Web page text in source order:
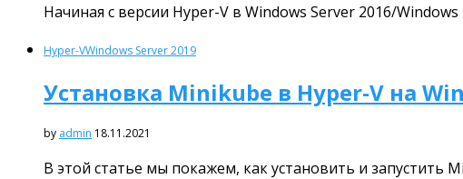
Начиная с версии Hyper-V в Windows Server 2016/
Hyper-VWindows Server 2019
Установка Minikube в Hyper-V на
by admin 18.11.2021
В этой статье мы покажем, как установить и запустить